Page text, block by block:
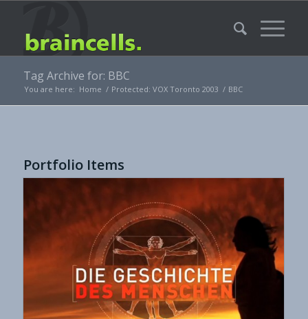
Tag Archive for: BBC
You are here: Home / Protected: VOX Toronto 2003 / BBC
Portfolio Items